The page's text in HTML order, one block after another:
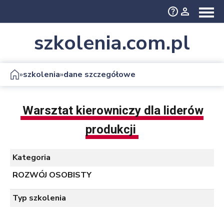
szkolenia.com.pl
»szkolenia»dane szczegółowe
Warsztat kierowniczy dla liderów
produkcji
Kategoria
ROZWÓJ OSOBISTY
Typ szkolenia